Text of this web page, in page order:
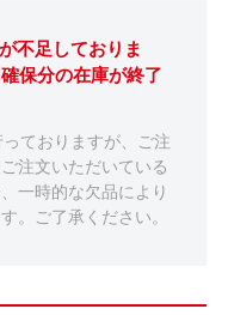
不足しておりま
保分の在庫が終了
ておりますが、ご注
注文いただいている
一時的な欠品により
。ご了承ください。